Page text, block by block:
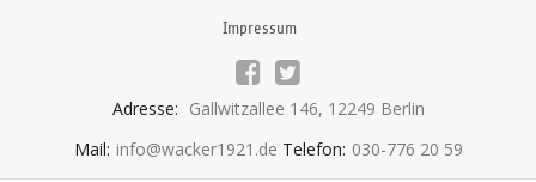
Impressum
Adresse: Gallwitzallee 146, 12249 Berlin
Mail: info@wacker1921.de Telefon: 030-776 20 59